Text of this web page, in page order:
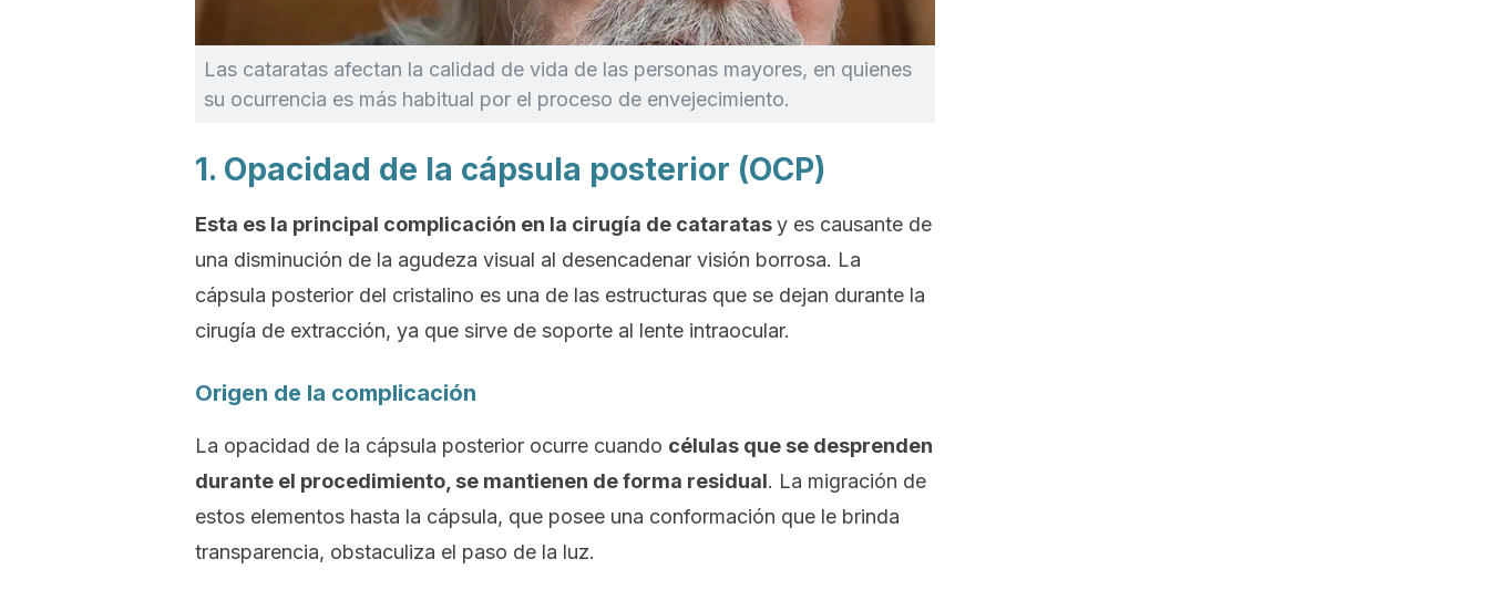
Las cataratas afectan la calidad de vida de las personas mayores, en quienes
su ocurrencia es más habitual por el proceso de envejecimiento.
1. Opacidad de la cápsula posterior (OCP)
Esta es la principal complicación en la cirugía de cataratasy es causante de
una disminución de la agudeza visual al desencadenar visión borrosa. La
cápsula posterior del cristalino es una de las estructuras que se dejan durante la
cirugía de extracción, ya que sirve de soporte al lente intraocular.
Origen de la complicación
La opacidad de la cápsula posterior ocurre cuando células que se desprenden
durante el procedimiento, se mantienen de forma residual. La migración de
estos elementos hasta la cápsula, que posee una conformación que le brinda
transparencia, obstaculiza el paso de la luz.